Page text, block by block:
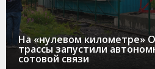
На «нулевом километре»
трассы запустили
сотовой связи